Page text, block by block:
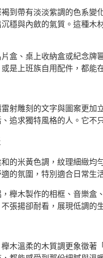
到帶有淡淡紫調的色系
穩與內斂的氣質。這種木
盒、桌上收納盒或紀念牌
是上班族自用配件，都能
射雕刻的文字與圖案更
追求獨特風格的人。它不
的米黃色調，紋理細緻均
的氛圍，特別適合日常生
櫸木製作的相框、音樂盒
張揚卻耐看，展現低調的
木溫柔的木質調更象徵著